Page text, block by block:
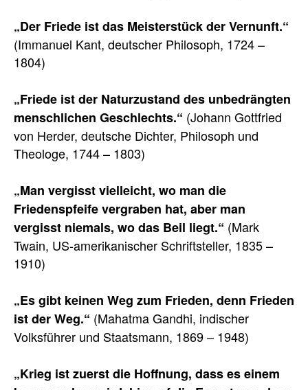
„Der Friede ist das Meisterstück der Vernunft.“
(Immanuel Kant, deutscher Philosoph, 1724 –
1804)
„Friede ist der Naturzustand des unbedrängten
menschlichen Geschlechts.“ (Johann Gottfried
von Herder, deutsche Dichter, Philosoph und
Theologe, 1744 – 1803)
„Man vergisst vielleicht, wo man die
Friedenspfeife vergraben hat, aber man
vergisst niemals, wo das Beil liegt.“ (Mark
Twain, US-amerikanischer Schriftsteller, 1835 –
1910)
„Es gibt keinen Weg zum Frieden, denn Frieden
ist der Weg.“ (Mahatma Gandhi, indischer
Volksführer und Staatsmann, 1869 – 1948)
„Krieg ist zuerst die Hoffnung, dass es einem